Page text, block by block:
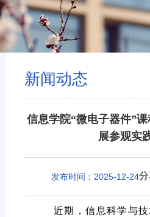
新闻动态
信息学院“微电子器件”
展参观实
发布时间：2025-12-24
近期，信息科学与